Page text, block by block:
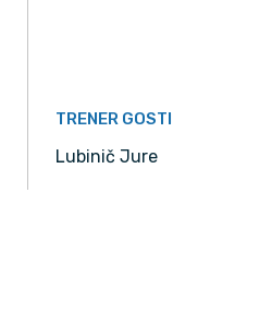
TRENER GOSTI
Lubinič Jure